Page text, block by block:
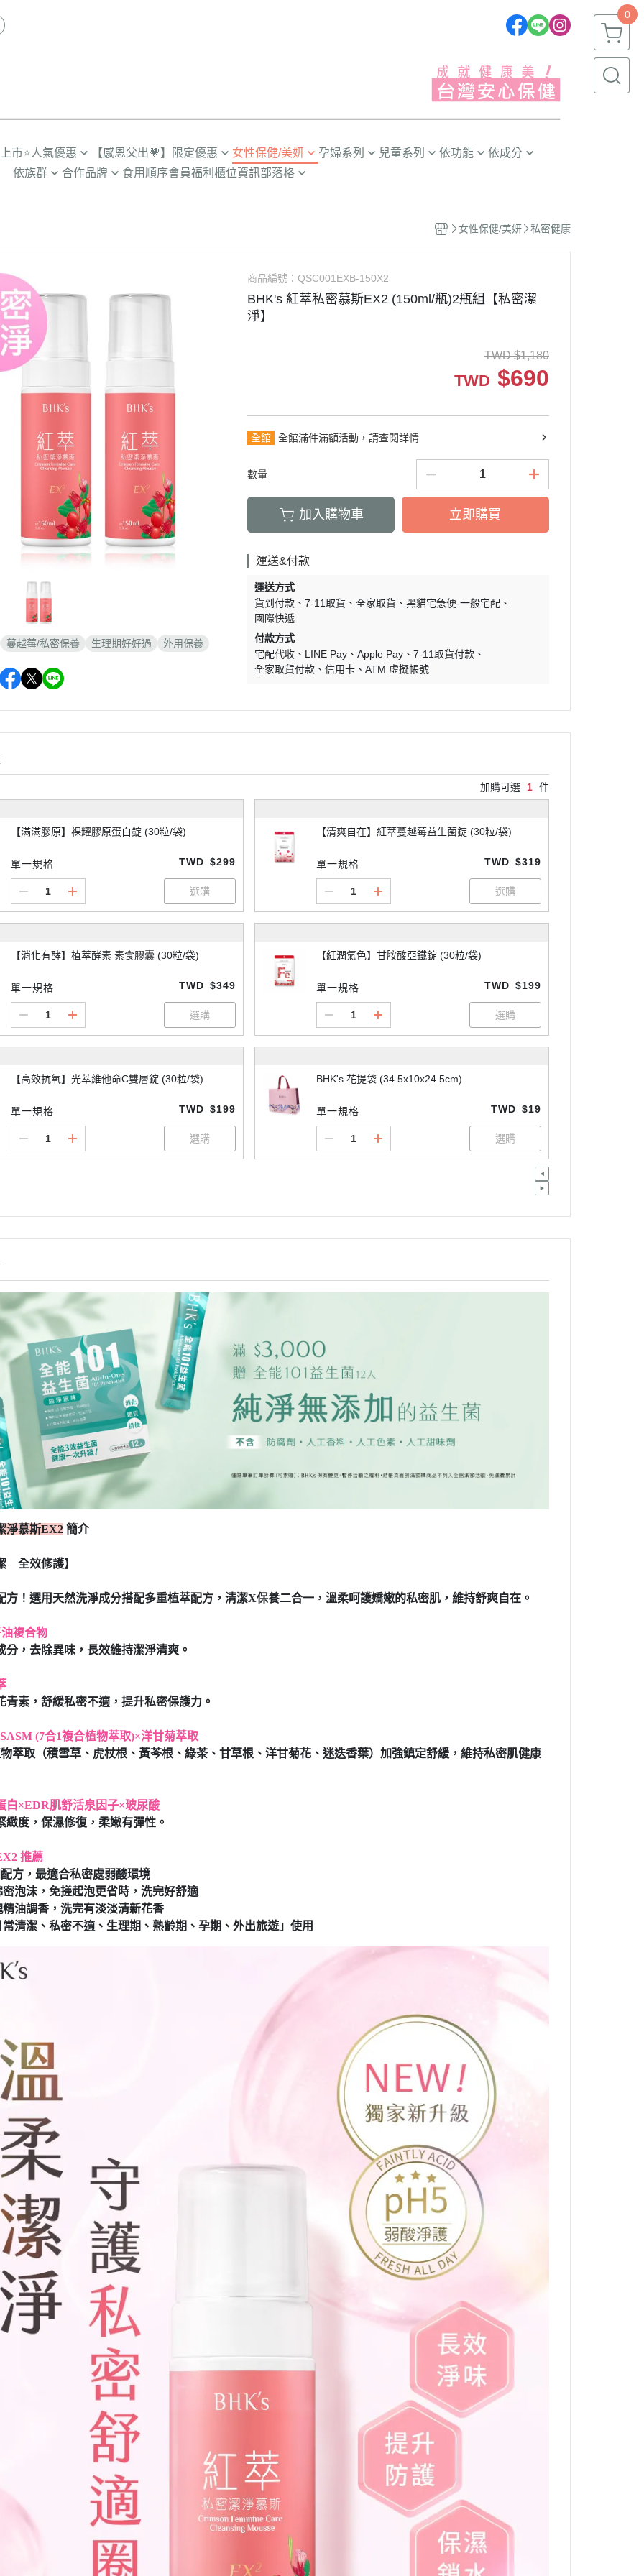
0
市⭐人氣優惠 【感恩父出💗】限定優惠 女性保健/美妍
熟齡舒適
孕婦系列
孕中期
孕後期
產後/哺乳
兒童系列
大童(6~12歲)
青少年(12歲以上)
依功能
體質防護
幫助入睡
精神活力
窈窕代謝
送禮推薦
依成分
魚油/藻油(DHA/EPA)
蔓越莓/甘露糖
卵磷脂
維他命(A/B/C/D/E)
礦物質(鈣/鐵/鎂/鋅)
依族群
童
期
合作品牌
寵物嚴選➤Furluv樂球
食用順序會員福利 櫃位資訊部落格
成分解惑站
BHK's 情報站
BHK’s 研究手記
女性保健/美妍 私密健康
蔓越莓/私密保養 生理期好好過 外用保養
商品編號：QSC001EXB-150X2
BHK's 紅萃私密慕斯EX2 (150ml/瓶)2瓶組【私密潔
淨】
TWD $1,180
TWD $690
全館 全館滿件滿額活動，請查閱詳情
數量
加入購物車 立即購買
運送&付款
運送方式
貨到付款
7-11取貨 全家取貨
黑貓宅急便-一般宅配
國際快遞
付款方式
宅配代收
LINE Pay Apple Pay
7-11取貨付款
全家取貨付款
信用卡 ATM 虛擬帳號
加購可選 1 件
【滿滿膠原】裸耀膠原蛋白錠 (30粒/袋)
單一規格 TWD $299
【清爽自在】紅萃蔓越莓益生菌錠 (30粒/袋)
單一規格 TWD $319
【消化有酵】植萃酵素 素食膠囊 (30粒/袋)
單一規格 TWD $349
【紅潤氣色】甘胺酸亞鐵錠 (30粒/袋)
單一規格 TWD $199
【高效抗氧】光萃維他命C雙層錠 (30粒/袋)
單一規格 TWD $199
BHK's 花提袋 (34.5x10x24.5cm)
單一規格 TWD $19
淨慕斯EX2 簡介
全效修護】
方！選用天然洗淨成分搭配多重植萃配方，清潔X保養二合一，溫柔呵護嬌嫩的私密肌，維持舒爽自在。
複合物
分，去除異味，長效維持潔淨清爽。
青素，舒緩私密不適，提升私密保護力。
(7合1複合植物萃取)×洋甘菊萃取
萃取（積雪草、虎杖根、黃芩根、綠茶、甘草根、洋甘菊花、迷迭香葉）加強鎮定舒緩，維持私密肌健康
白×EDR肌舒活泉因子×玻尿酸
緻度，保濕修復，柔嫩有彈性。
推薦
方，最適合私密處弱酸環境
泡沫，免搓起泡更省時，洗完好舒適
油調香，洗完有淡淡清新花香
清潔、私密不適、生理期、熟齡期、孕期、外出旅遊」使用